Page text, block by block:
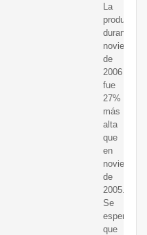
La
producción
durante
noviembre
de
2006
fue
27%
más
alta
que
en
noviembre
de
2005.
Se
espera
que